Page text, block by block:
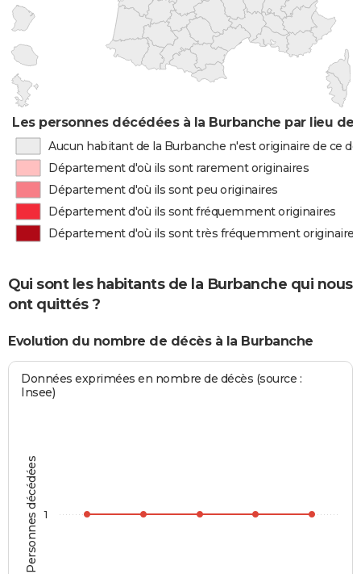
Les personnes décédées à la Burbanche par lieu de
Aucun habitant de la Burbanche n'est originaire de ce
Département d'où ils sont rarement originaires
Département d'où ils sont peu originaires
Département d'où ils sont fréquemment originaires
Département d'où ils sont très fréquemment originaires
Qui sont les habitants de la Burbanche qui nous
ont quittés ?
Evolution du nombre de décès à la Burbanche
Personnes décédées
Données exprimées en nombre de décès (source :
Insee)
1